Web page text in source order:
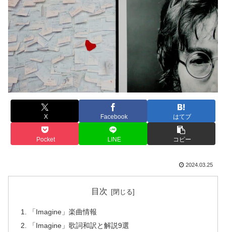
X Facebook はてブ
Pocket LINE コピー
2024.03.25
目次
「Imagine」楽曲情報
「Imagine」歌詞和訳と解説9選